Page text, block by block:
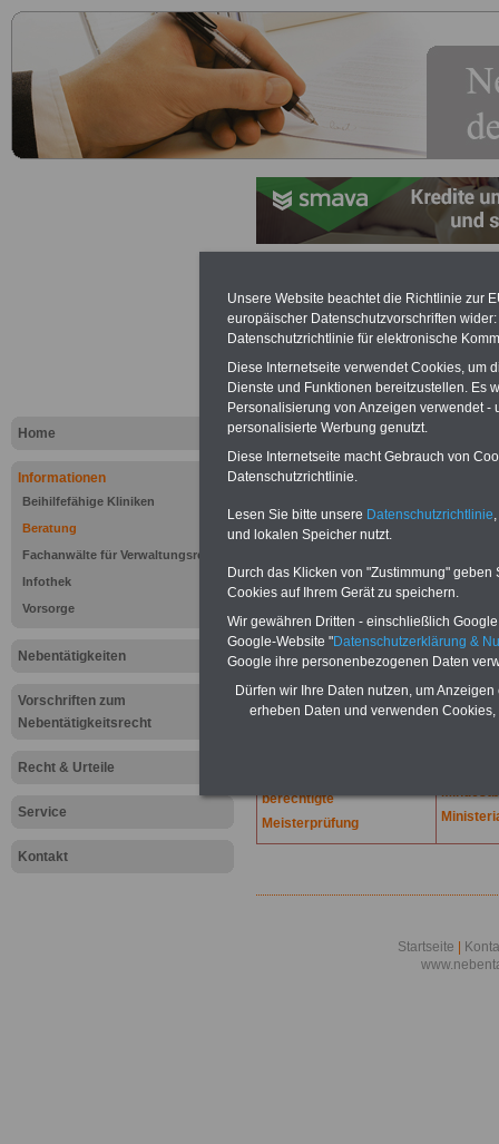
Home
Informationen
Beihilfefähige Kliniken
Beratung
Fachanwälte für Verwaltungsrecht
Infothek
Vorsorge
Nebentätigkeiten
Vorschriften zum
Nebentätigkeitsrecht
Recht & Urteile
Service
Kontakt
Lexikon
Werbung mit Banner bzw.
Monate können Sie einen
Website
frauen-im-
Interesse, einfach dieses
M
Mahnverfahren
Mangelfälle
Medikamente
berechtigte
Meisterprüfung
Miete
Mietwert
Wohnung
Startseite
Unsere Website beachtet die Richtlinie zur
europäischer Datenschutzvorschriften
Datenschutzrichtlinie für elektronische
Diese Internetseite verwendet Cookies, um
Dienste und Funktionen bereitzustellen. Es
Personalisierung von Anzeigen verwendet
personalisierte Werbung genutzt.
Diese Internetseite macht Gebrauch von
Datenschutzrichtlinie.
Lesen Sie bitte unsere Datenschutzrichtlinie
und lokalen Speicher nutzt.
Durch das Klicken von "Zustimmung"
Cookies auf Ihrem Gerät zu speichern.
Wir gewähren Dritten - einschließlich
Google-Website "Datenschutzerklärung &
Google ihre personenbezogenen Daten
Dürfen wir Ihre Daten nutzen, um
erheben Daten und verwenden